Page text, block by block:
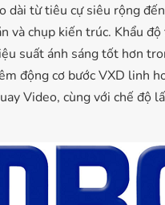
dài từ tiêu cự siêu rộng
và chụp kiến ​​trúc. Khẩu
suất ánh sáng tốt hơn
động cơ bước VXD linh
Video, cùng với chế độ